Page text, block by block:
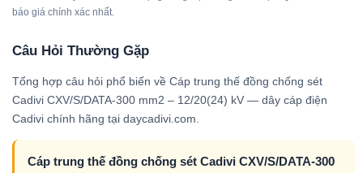
báo giá chính xác nhất.
Câu Hỏi Thường Gặp
Tổng hợp câu hỏi phổ biến về Cáp trung thế đồng chống sét
Cadivi CXV/S/DATA-300 mm2 – 12/20(24) kV — dây cáp điện
Cadivi chính hãng tại daycadivi.com.
Cáp trung thế đồng chống sét Cadivi CXV/S/DATA-300